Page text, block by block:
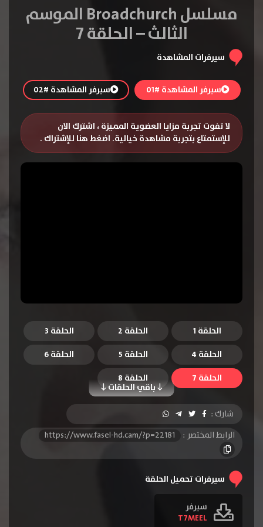
مسلسل Broadchurch الموسم
الثالث – الحلقة 7
سيرفرات المشاهدة
سيرفر المشاهدة #01 سيرفر المشاهدة #02
لا تفوت تجربة مزايا العضوية المميزة ، اشترك الان
للإستمتاع بتجربة مشاهدة خيالية. اضغط هنا للإشتراك .
الحلقة 1 الحلقة 2
الحلقة 3
الحلقة 4
الحلقة 5 الحلقة 6
باقي الحلقات
الحلقة 7 الحلقة 8
شارك :
الرابط المختصر :
https://www.fasel-hd.cam/?p=22181
سيرفرات تحميل الحلقة
سيرفر
T7MEEL